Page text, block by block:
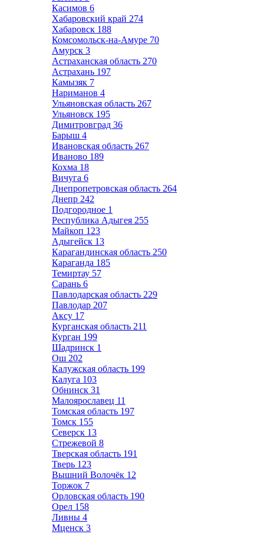
Касимов 6
Хабаровский край 274
Хабаровск 188
Комсомольск-на-Амуре 70
Амурск 3
Астраханская область 270
Астрахань 197
Камызяк 7
Нариманов 4
Ульяновская область 267
Ульяновск 195
Димитровград 36
Барыш 4
Ивановская область 267
Иваново 189
Кохма 18
Вичуга 6
Днепропетровская область 264
Днепр 242
Подгородное 1
Республика Адыгея 255
Майкоп 123
Адыгейск 13
Карагандинская область 250
Караганда 185
Темиртау 57
Сарань 6
Павлодарская область 229
Павлодар 207
Аксу 17
Курганская область 211
Курган 199
Шадринск 1
Ош 202
Калужская область 199
Калуга 103
Обнинск 31
Малоярославец 11
Томская область 197
Томск 155
Северск 13
Стрежевой 8
Тверская область 191
Тверь 123
Вышний Волочёк 12
Торжок 7
Орловская область 190
Орел 158
Ливны 4
Мценск 3